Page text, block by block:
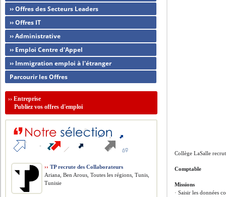
Collège LaSalle
Comptable
Missions
· Saisir les données
›› Offres des Secteurs Leaders
›› Offres IT
›› Administrative
›› Emploi Centre d'Appel
›› Immigration emploi à l'étranger
Parcourir les Offres
››Entreprise
Publiez vos offres d'emploi
›› TP recrute des Collaborateurs
Ariana, Ben Arous, Toutes les régions, Tunis,
Tunisie